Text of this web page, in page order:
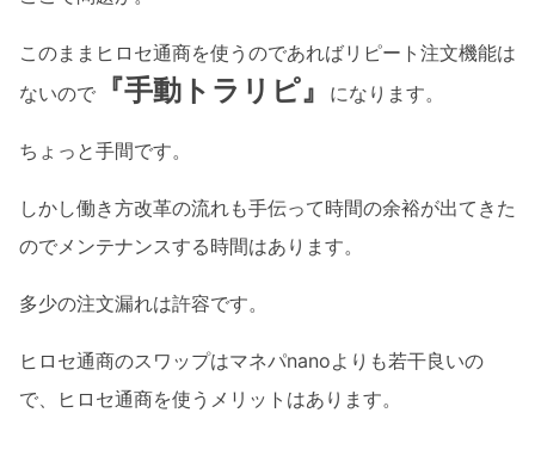
このままヒロセ通商を使うのであればリピート注文機能は
ないので
『手動トラリピ』 になります。
ちょっと手間です。
しかし働き方改革の流れも手伝って時間の余裕が出てきた
のでメンテナンスする時間はあります。
多少の注文漏れは許容です。
ヒロセ通商のスワップはマネパnanoよりも若干良いの
で、ヒロセ通商を使うメリットはあります。